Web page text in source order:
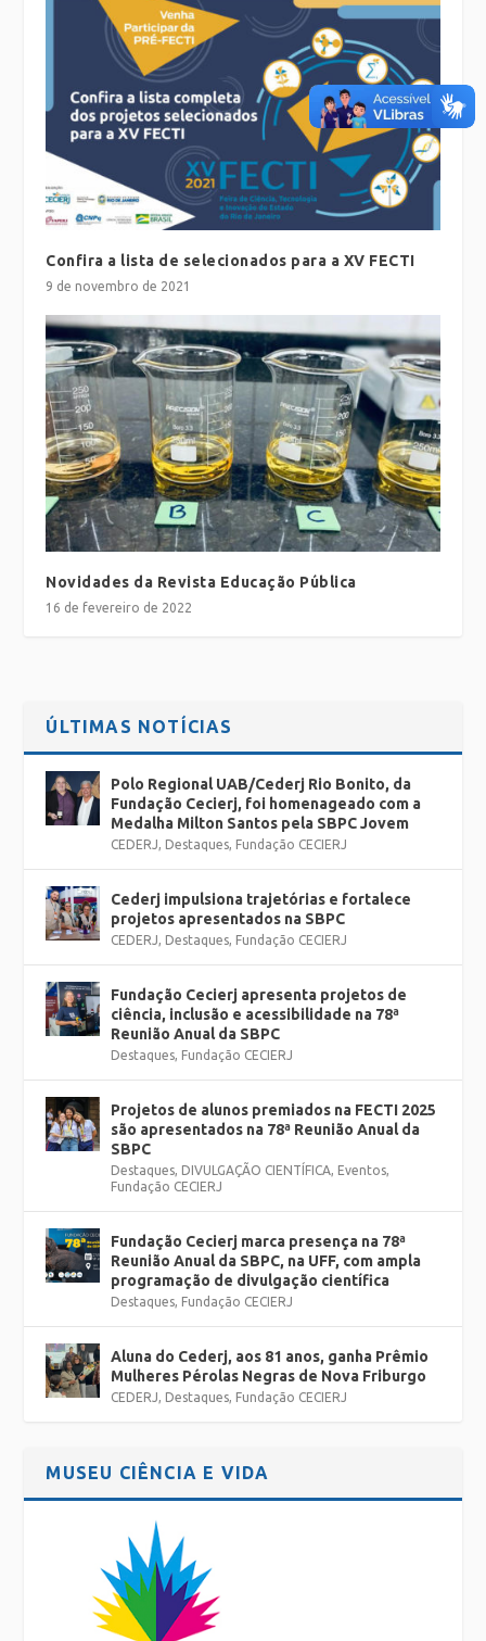
Confira a lista de selecionados para a XV FECTI
9 de novembro de 2021
Novidades da Revista Educação Pública
16 de fevereiro de 2022
ÚLTIMAS NOTÍCIAS
Polo Regional UAB/Cederj Rio Bonito, da
Fundação Cecierj, foi homenageado com a
Medalha Milton Santos pela SBPC Jovem
CEDERJ, Destaques, Fundação CECIERJ
Cederj impulsiona trajetórias e fortalece
projetos apresentados na SBPC
CEDERJ, Destaques, Fundação CECIERJ
Fundação Cecierj apresenta projetos de
ciência, inclusão e acessibilidade na 78ª
Reunião Anual da SBPC
Destaques, Fundação CECIERJ
Projetos de alunos premiados na FECTI 2025
são apresentados na 78ª Reunião Anual da
SBPC
Destaques, DIVULGAÇÃO CIENTÍFICA, Eventos,
Fundação CECIERJ
Fundação Cecierj marca presença na 78ª
Reunião Anual da SBPC, na UFF, com ampla
programação de divulgação científica
Destaques, Fundação CECIERJ
Aluna do Cederj, aos 81 anos, ganha Prêmio
Mulheres Pérolas Negras de Nova Friburgo
CEDERJ, Destaques, Fundação CECIERJ
MUSEU CIÊNCIA E VIDA